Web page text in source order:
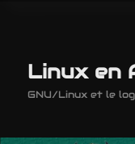
secondaireLinux en
GNU/Linux et le